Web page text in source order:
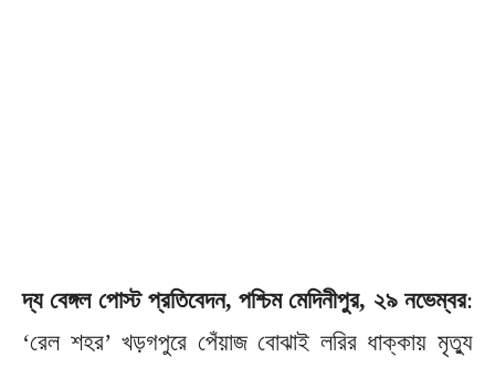
দ্য বেঙ্গল পোস্ট প্রতিবেদন, পশ্চিম মেদিনীপুর, ২৯ নভেম্বর:
‘রেল শহর’ খড়গপুরে পেঁয়াজ বোঝাই লরির ধাক্কায় মৃত্যু